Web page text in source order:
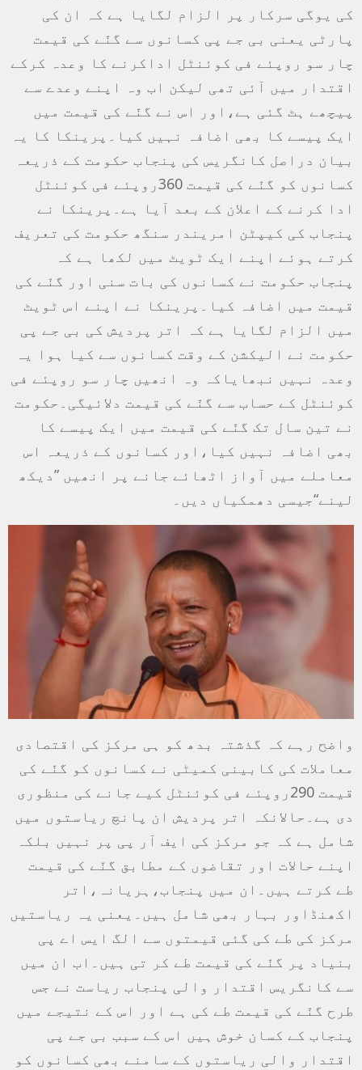
کی یوگی سرکار پر الزام لگایا ہے کہ ان کی
پارٹی یعنی بی جے پی کسانوں سے گنّے کی قیمت
چار سو روپئے فی کوئنٹل اداکرنے کا وعدہ کرکے
اقتدار میں آئی تھی لیکن اب وہ اپنے وعدے سے
پیچھے ہٹ گئی ہے،اور اس نے گنّے کی قیمت میں
ایک پیسے کا بھی اضافہ نہیں کیا۔پرینکا کا یہ
بیان دراصل کانگریس کی پنجاب حکومت کے ذریعہ
کسانوں کو گنّے کی قیمت 360روپئے فی کوئنٹل
ادا کرنے کے اعلان کے بعد آیا ہے۔پرینکا نے
پنجاب کی کیپٹن امریندر سنگھ حکومت کی تعریف
کرتے ہوئے اپنے ایک ٹویٹ میں لکھا ہے کہ
پنجاب حکومت نے کسانوں کی بات سنی اور گنّے کی
قیمت میں اضافہ کیا۔پرینکا نے اپنے اس ٹویٹ
میں الزام لگایا ہے کہ اتر پردیش کی بی جے پی
حکومت نے الیکشن کے وقت کسانوں سے کیا ہوا یہ
وعدہ نہیں نبھایاکہ وہ انھیں چار سو روپئے فی
کوئنٹل کے حساب سے گنّے کی قیمت دلائیگی۔حکومت
نے تین سال تک گنّے کی قیمت میں ایک پیسے کا
بھی اضافہ نہیں کیا،اور کسانوں کے ذریعہ اس
معاملے میں آواز اٹھائے جانے پر انھیں ”دیکھ
لینے“جیسی دھمکیاں دیں۔
واضح رہے کہ گذشتہ بدھ کو ہی مرکز کی اقتصادی
معاملات کی کابینی کمیٹی نے کسانوں کو گنّے کی
قیمت 290روپئے فی کوئنٹل کیے جانے کی منظوری
دی ہے۔حالانکہ اتر پردیش ان پانچ ریاستوں میں
شامل ہے کہ جو مرکز کی ایف آر پی پر نہیں بلکہ
اپنے حالات اور تقاضوں کے مطابق گنّے کی قیمت
طے کرتے ہیں۔ان میں پنجاب،ہریانہ،اتر
اکھنڈاور بہار بھی شامل ہیں۔یعنی یہ ریاستیں
مرکز کی طے کی گئی قیمتوں سے الگ ایس اے پی
بنیاد پر گنّے کی قیمت طے کر تی ہیں۔اب ان میں
سے کانگریس اقتدار والی پنجاب ریاست نے جس
طرح گنّے کی قیمت طے کی ہے اور اس کے نتیجے میں
پنجاب کے کسان خوش ہیں اس کے سبب بی جے پی
اقتدار والی ریاستوں کے سامنے بھی کسانوں کو